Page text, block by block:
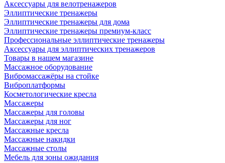
Аксессуары для велотренажеров
Эллиптические тренажеры
Эллиптические тренажеры для дома
Эллиптические тренажеры премиум-класс
Профессиональные эллиптические тренажеры
Аксессуары для эллиптических тренажеров
Товары в нашем магазине
Массажное оборудование
Вибромассажёры на стойке
Виброплатформы
Косметологические кресла
Массажеры
Массажеры для головы
Массажеры для ног
Массажные кресла
Массажные накидки
Массажные столы
Мебель для зоны ожидания